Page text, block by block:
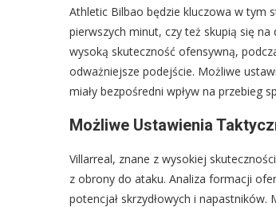
Athletic Bilbao będzie kluczowa w tym
pierwszych minut, czy też skupią się
wysoką skuteczność ofensywną,
odważniejsze podejście. Możliwe
miały bezpośredni wpływ na przebieg
Możliwe Ustawienia
Villarreal, znane z wysokiej
z obrony do ataku. Analiza formacji
potencjał skrzydłowych i